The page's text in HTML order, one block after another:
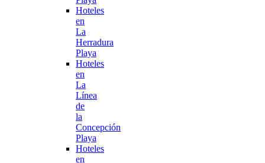
Hoteles
en
La
Herradura
Playa
Hoteles
en
La
Línea
de
la
Concepción
Playa
Hoteles
en